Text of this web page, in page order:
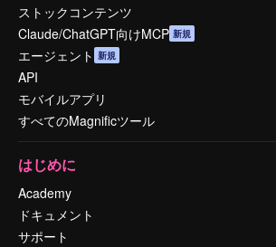
ストックコンテンツ
Claude/ChatGPT向けMCP 新規
エージェント 新規
API
モバイルアプリ
すべてのMagnificツール
はじめに
Academy
ドキュメント
サポート